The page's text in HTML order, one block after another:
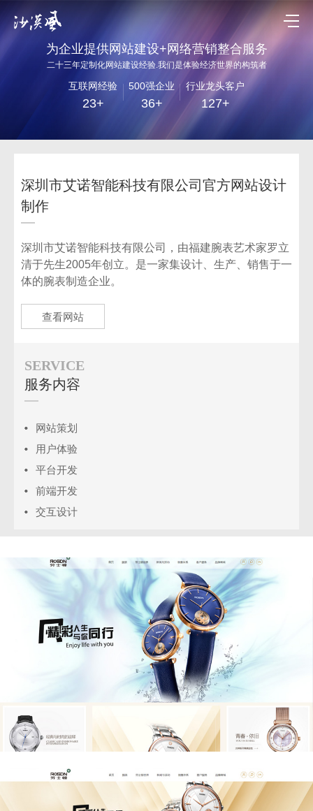
为企业提供网站建设+网络营销整合服务
二十三年定制化网站建设经验.我们是体验经济世界的构筑者
互联网经验
23+
500强企业
36+
行业龙头客户
127+
深圳市艾诺智能科技有限公司官方网站设计
制作
深圳市艾诺智能科技有限公司，由福建腕表艺术家罗立
清于先生2005年创立。是一家集设计、生产、销售于一
体的腕表制造企业。
查看网站
SERVICE
服务内容
网站策划
用户体验
平台开发
前端开发
交互设计